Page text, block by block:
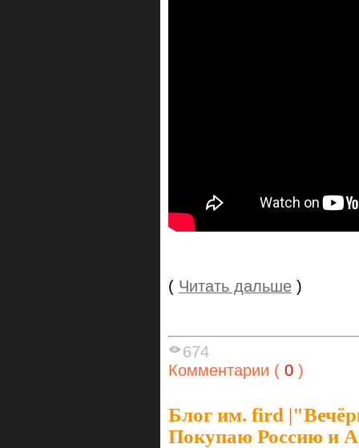
( Читать дальше )
674
Комментарии ( 0 )
Блог им. fird |
Покупаю Россию и